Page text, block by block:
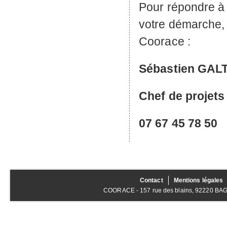
Pour répondre
votre
Coorace :
Sébastien
Chef de
07 67 45 78 50
Contact
Mentions légales
COORACE - 157 rue des blains, 92220